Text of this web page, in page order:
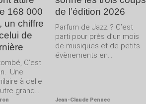
168 000
un chiffre
de
C’est
Une
à celle
grand...
de l’édition 2026
Parfum de Jazz ? C’est
parti pour près d’un mois
de musiques et de petits
évènements en...
Jean-Claude Pennec